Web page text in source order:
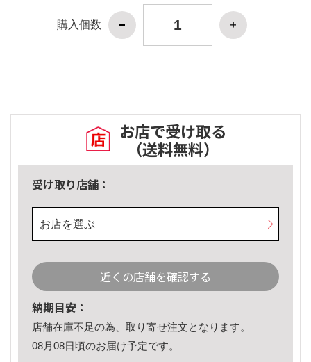
購入個数
お店で受け取る
（送料無料）
受け取り店舗：
お店を選ぶ
近くの店舗を確認する
納期目安：
店舗在庫不足の為、取り寄せ注文となります。
08月08日頃のお届け予定です。